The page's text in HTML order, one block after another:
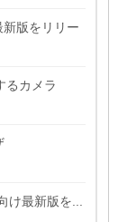
新版をリリー
るカメラ
け最新版を...